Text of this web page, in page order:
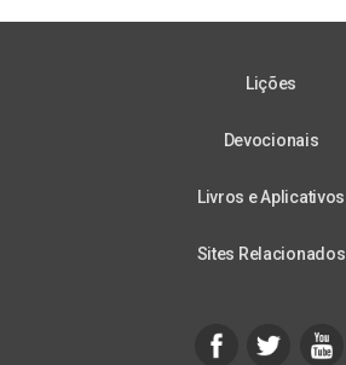
Lições
Devocionais
Livros e Aplicativos
Sites Relacionados